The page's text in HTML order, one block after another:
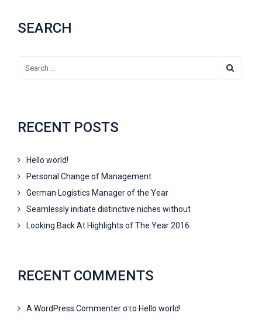
SEARCH
RECENT POSTS
Hello world!
Personal Change of Management
German Logistics Manager of the Year
Seamlessly initiate distinctive niches without
Looking Back At Highlights of The Year 2016
RECENT COMMENTS
A WordPress Commenterστο Hello world!